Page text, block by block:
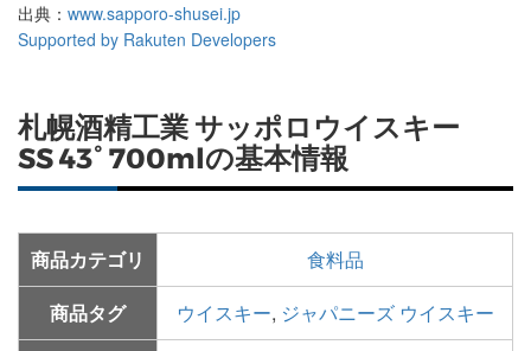
出典： www.sapporo-shusei.jp
Supported by Rakuten Developers
札幌酒精工業 サッポロウイスキー
SS 43° 700mlの基本情報
商品カテゴリ
食料品
商品タグ
ウイスキー, ジャパニーズ ウイスキー